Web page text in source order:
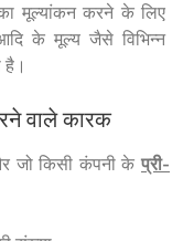
मूल्यांकन करने के लिए
के मूल्य जैसे विभिन्न
है।
वाले कारक
जो किसी कंपनी के प्री-